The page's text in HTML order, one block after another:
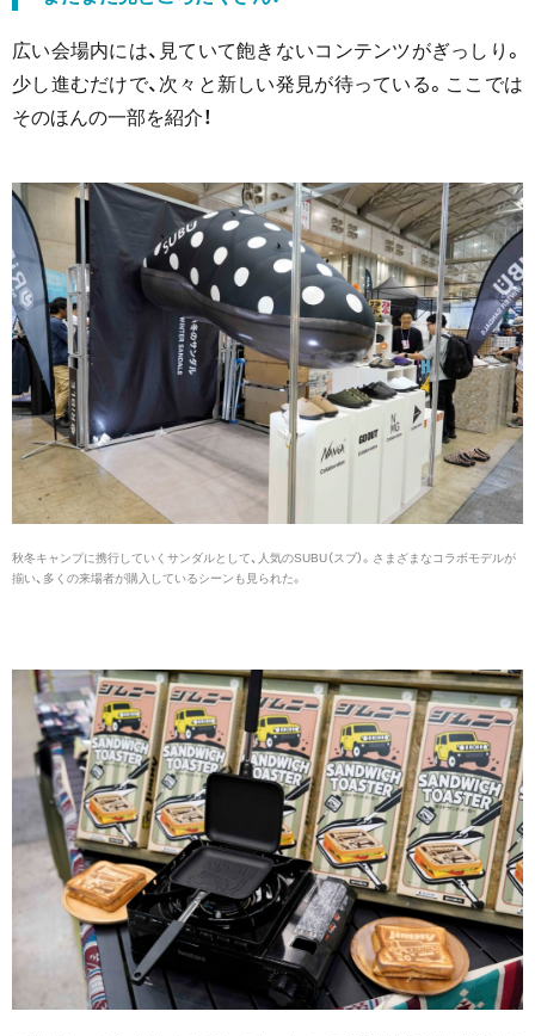
広い会場内には、見ていて飽きないコンテンツがぎっしり。
少し進むだけで、次々と新しい発見が待っている。ここでは
そのほんの一部を紹介！
秋冬キャンプに携行していくサンダルとして、人気のSUBU（スブ）。さまざまなコラボモデルが
揃い、多くの来場者が購入しているシーンも見られた。